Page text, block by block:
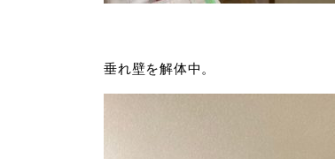
垂れ壁を解体中。